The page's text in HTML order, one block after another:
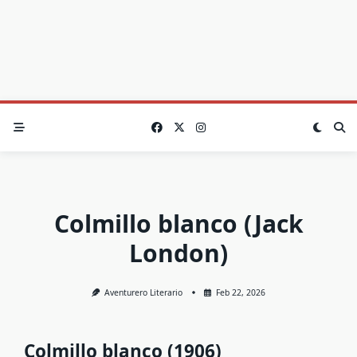
Colmillo blanco (Jack
London)
Aventurero Literario Feb 22, 2026
Colmillo blanco (1906)